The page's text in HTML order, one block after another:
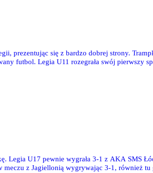
prezentując się z bardzo dobrej strony.
futbol. Legia U11 rozegrała swój pierwszy
U17 pewnie wygrała 3-1 z AKA SMS
z Jagiellonią wygrywając 3-1, również